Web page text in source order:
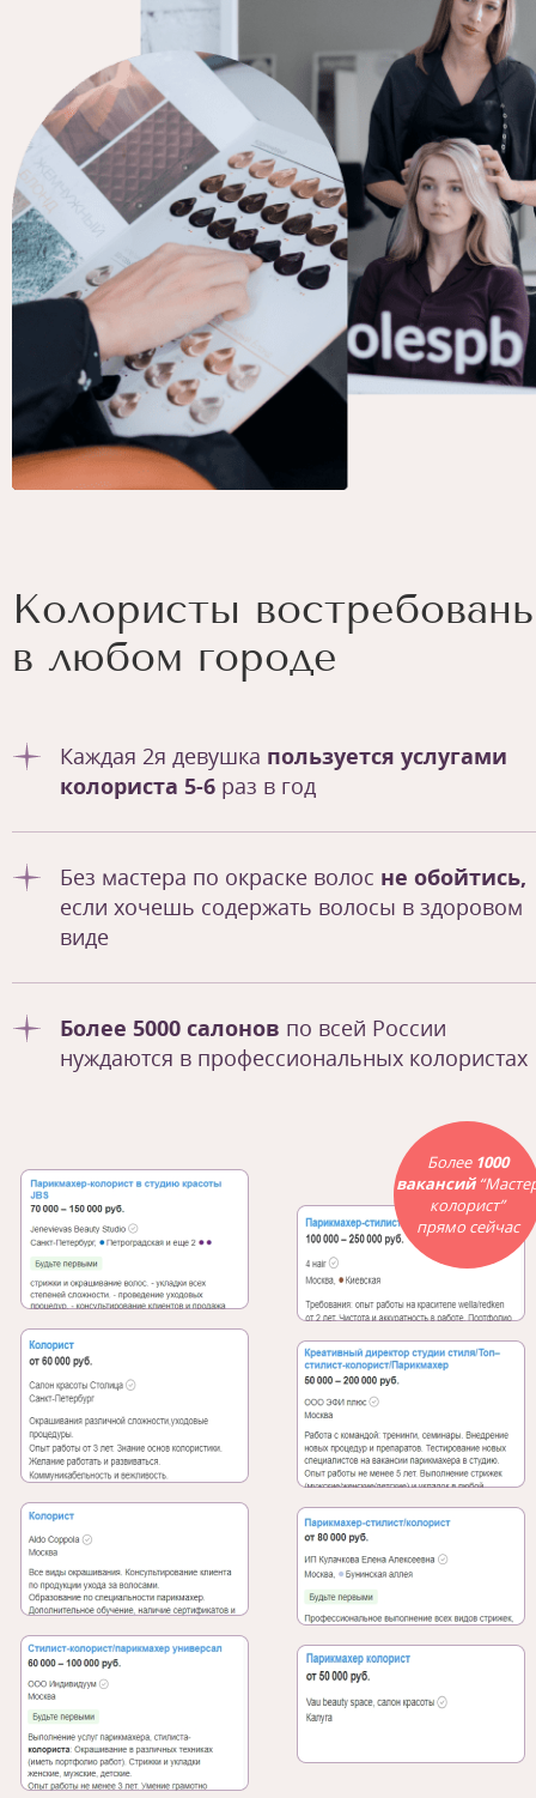
Более 1000
вакансий
колорист”
прямо сейчас
Колористы
в любом городе
Каждая 2я девушка пользуется услугами
колориста 5-6 раз в год
Без мастера по окраске волос не обойтись,
если хочешь содержать волосы в здоровом
виде
Более 5000 салонов по всей России
нуждаются в профессиональных колористах